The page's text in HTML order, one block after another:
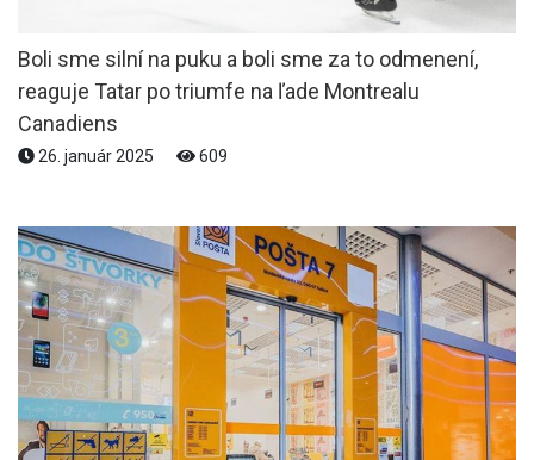
Boli sme silní na puku a boli sme za to odmenení,
reaguje Tatar po triumfe na ľade Montrealu
Canadiens
26. január 2025 609